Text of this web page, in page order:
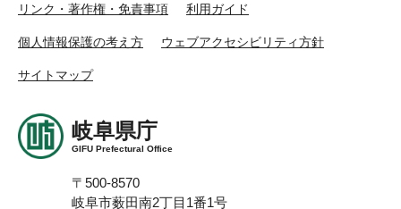
リンク・著作権・免責事項 利用ガイド
個人情報保護の考え方 ウェブアクセシビリティ方針
サイトマップ
岐阜県庁
GIFU Prefectural Office
〒500-8570
岐阜市薮田南2丁目1番1号